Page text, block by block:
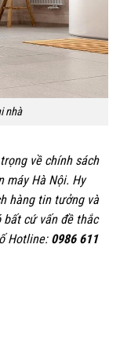
nhà
về chính sách
máy Hà Nội. Hy
hàng tin tưởng và
bất cứ vấn đề thắc
Hotline: 0986 611